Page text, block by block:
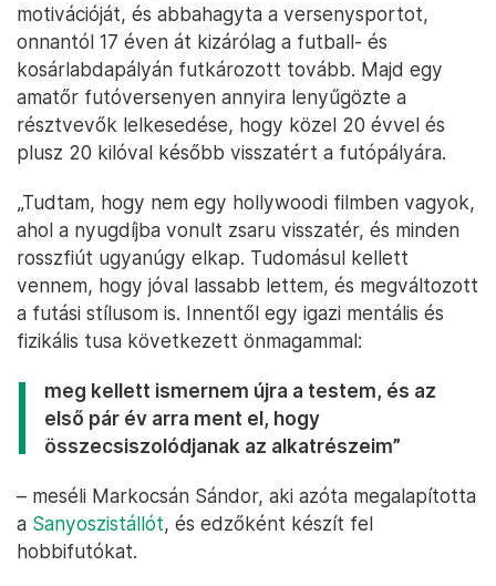
motivációját, és abbahagyta a versenysportot,
onnantól 17 éven át kizárólag a futball- és
kosárlabdapályán futkározott tovább. Majd egy
amatőr futóversenyen annyira lenyűgözte a
résztvevők lelkesedése, hogy közel 20 évvel és
plusz 20 kilóval később visszatért a futópályára.
„Tudtam, hogy nem egy hollywoodi filmben vagyok,
ahol a nyugdíjba vonult zsaru visszatér, és minden
rosszfiút ugyanúgy elkap. Tudomásul kellett
vennem, hogy jóval lassabb lettem, és megváltozott
a futási stílusom is. Innentől egy igazi mentális és
fizikális tusa következett önmagammal:
meg kellett ismernem újra a testem, és az
első pár év arra ment el, hogy
összecsiszolódjanak az alkatrészeim”
– meséli Markocsán Sándor, aki azóta megalapította
a Sanyoszistállót, és edzőként készít fel
hobbifutókat.